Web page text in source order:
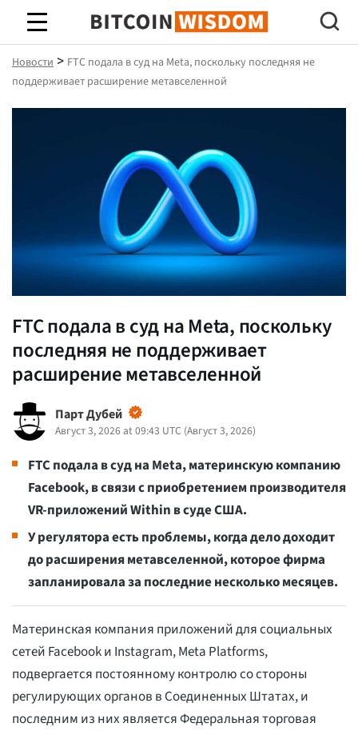
Биткойн Мудрость
Новости > FTC подала в суд на Meta, поскольку последняя не
поддерживает расширение метавселенной
FTC подала в суд на Meta, поскольку
последняя не поддерживает
расширение метавселенной
Парт Дубей
Август 3, 2026 at 09:43 UTC (Август 3, 2026)
FTC подала в суд на Meta, материнскую компанию
Facebook, в связи с приобретением производителя
VR-приложений Within в суде США.
У регулятора есть проблемы, когда дело доходит
до расширения метавселенной, которое фирма
запланировала за последние несколько месяцев.
Материнская компания приложений для социальных
сетей Facebook и Instagram, Meta Platforms,
подвергается постоянному контролю со стороны
регулирующих органов в Соединенных Штатах, и
последним из них является Федеральная торговая